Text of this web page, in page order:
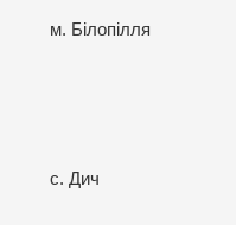
м. Білопілля
с. Дич